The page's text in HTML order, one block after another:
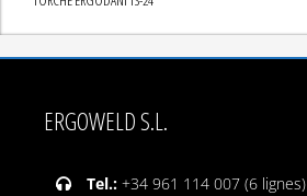
ERGOWELD S.L.
Tel.: +34 961 114 007 (6 lignes)